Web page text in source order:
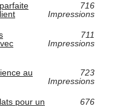
716
Impressions
711
Impressions
au
723
Impressions
pour un
676